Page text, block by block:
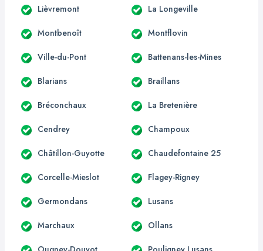
Lièvremont La Longeville
Montbenoît Montflovin
Ville-du-Pont Battenans-les-Mines
Blarians Braillans
Bréconchaux La Bretenière
Cendrey Champoux
Châtillon-Guyotte Chaudefontaine 25
Corcelle-Mieslot Flagey-Rigney
Germondans Lusans
Marchaux Ollans